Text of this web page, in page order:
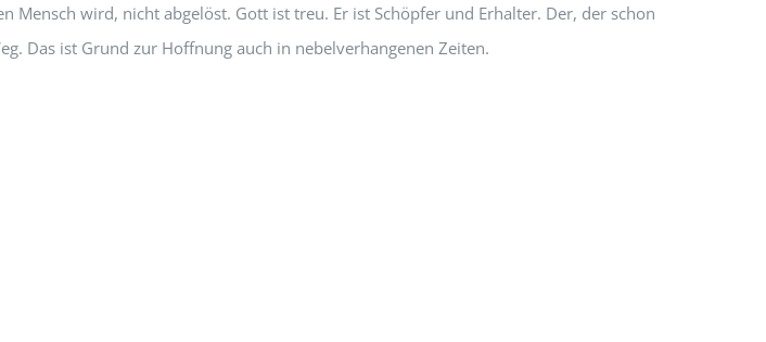
wird, nicht abgelöst. Gott ist treu. Er ist Schöpfer und Erhalter. Der, der schon
Das ist Grund zur Hoffnung auch in nebelverhangenen Zeiten.